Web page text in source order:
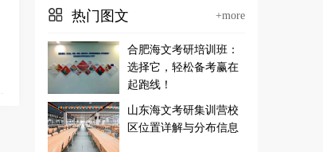
热门图文 +more
合肥海文考研培训班：
选择它，轻松备考赢在
起跑线！
山东海文考研集训营校
区位置详解与分布信息